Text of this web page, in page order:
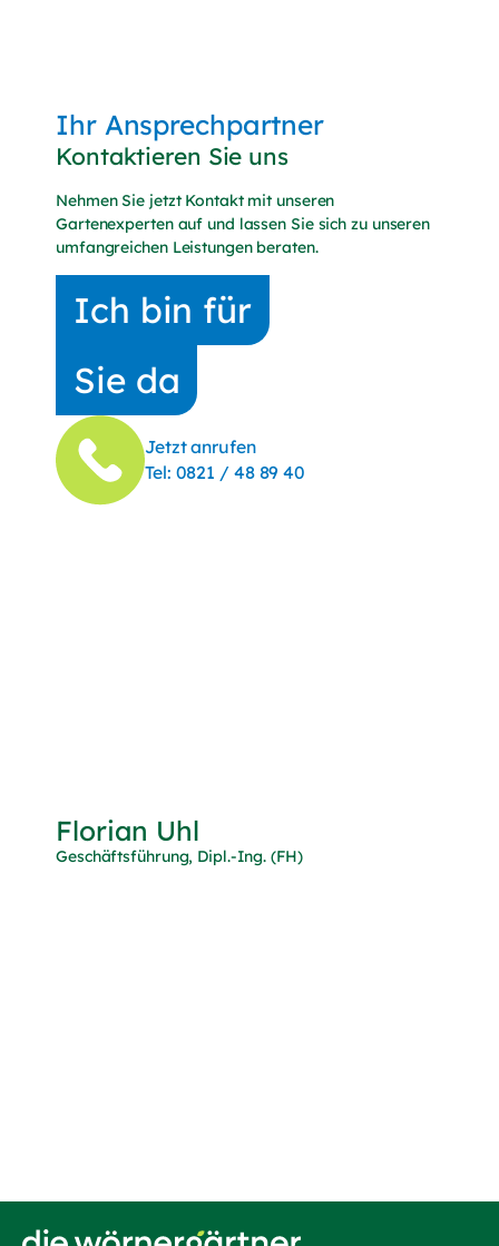
Ihr Ansprechpartner
Kontaktieren Sie uns
Nehmen Sie jetzt Kontakt mit unseren
Gartenexperten auf und lassen Sie sich zu unseren
umfangreichen Leistungen beraten.
Ich bin für
Sie da
Jetzt anrufen
Tel: 0821 / 48 89 40
(Telefonnummer anrufen)
Florian Uhl
Geschäftsführung, Dipl.-Ing. (FH)